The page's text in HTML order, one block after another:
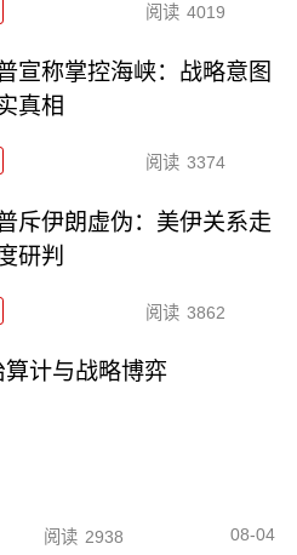
阅读 4019
宣称掌控海峡：战略意图
真相
阅读 3374
斥伊朗虚伪：美伊关系走
研判
阅读 3862
计与战略博弈
阅读 2938 08-04